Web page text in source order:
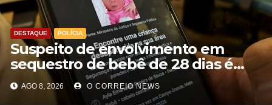
DESTAQUE POLÍCIA
Suspeito de envolvimento em
sequestro de bebê de 28 dias é
preso na Capital
AGO 8, 2026 O CORREIO NEWS